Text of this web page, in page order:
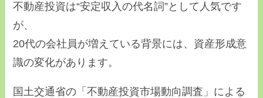
不動産投資は“安定収入の代名詞”として人気です
が、
20代の会社員が増えている背景には、資産形成意
識の変化があります。
国土交通省の「不動産投資市場動向調査」による